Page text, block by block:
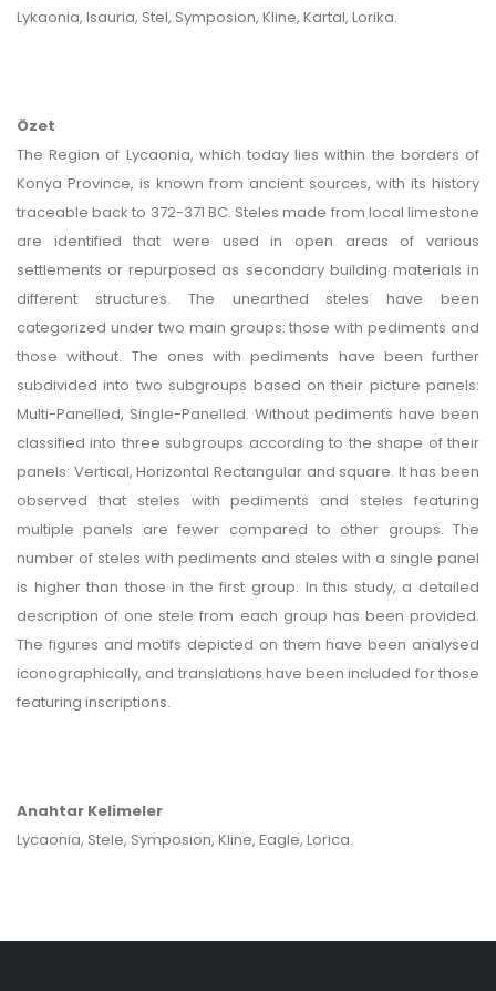
Lykaonia, Isauria, Stel, Symposion, Kline, Kartal, Lorika.
Özet
The Region of Lycaonia, which today lies within the borders of
Konya Province, is known from ancient sources, with its history
traceable back to 372-371 BC. Steles made from local limestone
are identified that were used in open areas of various
settlements or repurposed as secondary building materials in
different structures. The unearthed steles have been
categorized under two main groups: those with pediments and
those without. The ones with pediments have been further
subdivided into two subgroups based on their picture panels:
Multi-Panelled, Single-Panelled. Without pediments have been
classified into three subgroups according to the shape of their
panels: Vertical, Horizontal Rectangular and square. It has been
observed that steles with pediments and steles featuring
multiple panels are fewer compared to other groups. The
number of steles with pediments and steles with a single panel
is higher than those in the first group. In this study, a detailed
description of one stele from each group has been provided.
The figures and motifs depicted on them have been analysed
iconographically, and translations have been included for those
featuring inscriptions.
Anahtar Kelimeler
Lycaonia, Stele, Symposion, Kline, Eagle, Lorica.